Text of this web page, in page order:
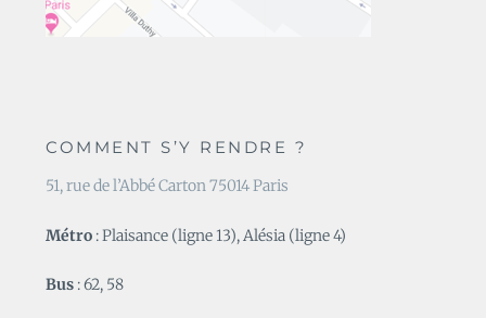
COMMENT S’Y RENDRE ?
51, rue de l’Abbé Carton 75014 Paris
Métro : Plaisance (ligne 13), Alésia (ligne 4)
Bus : 62, 58